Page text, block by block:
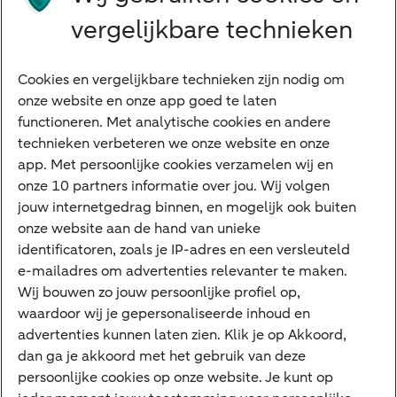
Diensten
VraagHugo
Corporate Finance
Tikkie zakelijk
Cyber Veilig & Zeker
Private Banking
Interessant
Sectoren & trends
Ondernemersverhalen
Valutacentrum
vergelijkbare technieken
Cookies en vergelijkbare technieken zijn nodig om
onze website en onze app goed te laten
functioneren. Met analytische cookies en andere
technieken verbeteren we onze website en onze
app. Met persoonlijke cookies verzamelen wij en
onze 10 partners informatie over jou. Wij volgen
jouw internetgedrag binnen, en mogelijk ook buiten
onze website aan de hand van unieke
identificatoren, zoals je IP-adres en een versleuteld
e-mailadres om advertenties relevanter te maken.
Wij bouwen zo jouw persoonlijke profiel op,
waardoor wij je gepersonaliseerde inhoud en
advertenties kunnen laten zien. Klik je op Akkoord,
dan ga je akkoord met het gebruik van deze
persoonlijke cookies op onze website. Je kunt op